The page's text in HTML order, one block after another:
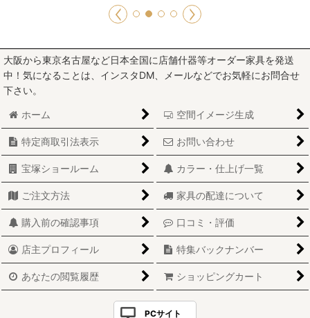
大阪から東京名古屋など日本全国に店舗什器等オーダー家具を発送
中！気になることは、インスタDM、メールなどでお気軽にお問合せ
下さい。
ホーム 空間イメージ生成
特定商取引法表示 お問い合わせ
宝塚ショールーム カラー・仕上げ一覧
ご注文方法 家具の配達について
購入前の確認事項 口コミ・評価
店主プロフィール 特集バックナンバー
あなたの閲覧履歴 ショッピングカート
PCサイト